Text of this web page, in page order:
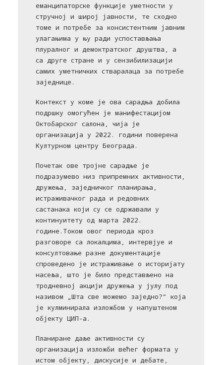
еманципаторске функције уметности у
стручној и широј јавности, те сходно
томе и потребе за консистентним јавним
улагањима у њу ради успостављања
плуралног и демоктратског друштва, а
са друге стране и у сензибилизацији
самих уметничких стваралаца за потребе
заједнице.
Контекст у коме је ова сарадња добила
подршку омогућен је манифестацијом
Октобарског салона, чија је
организација у 2022. години поверена
Културном центру Београда.
Почетак ове тројне сарадње је
подразумево низ припремних активности,
дружења, заједничког планирања,
истраживачког рада и редовних
састанака који су се одржавали у
континуитету од марта 2022.
године.Током овог периода кроз
разговоре са локалцима, интервјуе и
консултовање разне документације
спроведено је истраживање о историјату
насеља, што је било представљено на
тродневној акцији дружења у јулу под
називом „Шта све можемо заједно?“ која
је кулминирала изложбом у напуштеном
објекту ЦИП-а.
Планиране даље активности су
организација изложби већег формата у
истом објекту, дискусије и дебате,